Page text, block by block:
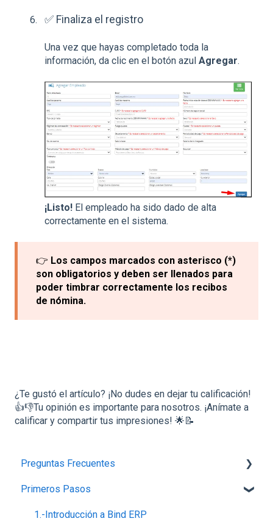
✅ Finaliza el registro
Una vez que hayas completado toda la
información, da clic en el botón azul Agregar.
¡Listo! El empleado ha sido dado de alta
correctamente en el sistema.
👉 Los campos marcados con asterisco (*)
son obligatorios y deben ser llenados para
poder timbrar correctamente los recibos
de nómina.
¿Te gustó el artículo? ¡No dudes en dejar tu calificación!
👍👎Tu opinión es importante para nosotros. ¡Anímate a
calificar y compartir tus impresiones! 🌟📝
Preguntas Frecuentes
Planes,Add-ons y Precios
Generalidades del Sistema
Primeros Pasos
1.-Introducción a Bind ERP